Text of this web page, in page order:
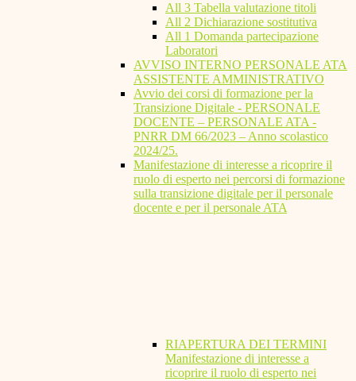
All 3 Tabella valutazione titoli
All 2 Dichiarazione sostitutiva
All 1 Domanda partecipazione
Laboratori
AVVISO INTERNO PERSONALE ATA
ASSISTENTE AMMINISTRATIVO
Avvio dei corsi di formazione per la
Transizione Digitale - PERSONALE
DOCENTE – PERSONALE ATA -
PNRR DM 66/2023 – Anno scolastico
2024/25.
Manifestazione di interesse a ricoprire il
ruolo di esperto nei percorsi di formazione
sulla transizione digitale per il personale
docente e per il personale ATA
RIAPERTURA DEI TERMINI
Manifestazione di interesse a
ricoprire il ruolo di esperto nei